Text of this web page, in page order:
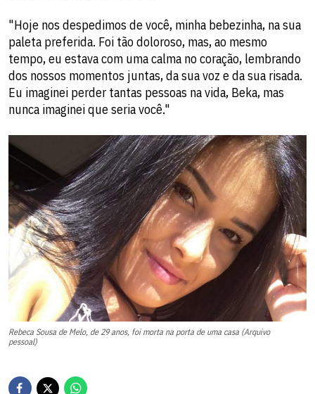
"Hoje nos despedimos de você, minha bebezinha, na sua
paleta preferida. Foi tão doloroso, mas, ao mesmo
tempo, eu estava com uma calma no coração, lembrando
dos nossos momentos juntas, da sua voz e da sua risada.
Eu imaginei perder tantas pessoas na vida, Beka, mas
nunca imaginei que seria você."
Rebeca Sousa de Melo, de 29 anos, foi morta na porta de uma casa (Arquivo
pessoal)